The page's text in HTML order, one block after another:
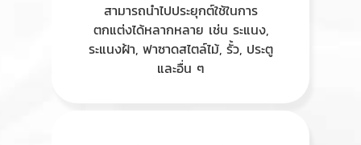
สามารถนำไปประยุกต์ใช้ในการ
ตกแต่งได้หลากหลาย เช่น ระแนง,
ระแนงฝ้า, ฟาซาดสไตล์ไม้, รั้ว, ประตู
และอื่น ๆ